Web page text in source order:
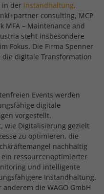
in der Instandhaltung.
consulting, MCP
MFA – Maintenance and
steht insbesondere
Fokus. Die Firma Spenner
die digitale Transformation
Events werden
digitale
vorgestellt.
wie Digitalisierung gezielt
zu optimieren, die
nachhaltig
ein ressourcenoptimierter
und intelligente
Instandhaltung.
die WAGO GmbH